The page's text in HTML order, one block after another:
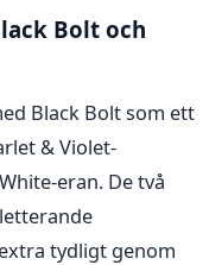
Bolt och
Black Bolt som ett
& Violet-
eran. De två
tydligt genom